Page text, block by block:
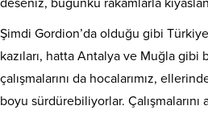
Şimdi Gordion’da olduğu gibi
kazıları, hatta Antalya ve Muğla
çalışmalarını da hocalarımız,
boyu sürdürebiliyorlar.